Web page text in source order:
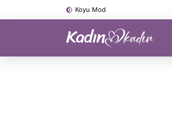
Koyu Mod